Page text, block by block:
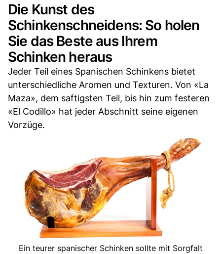
Die Kunst des
Schinkenschneidens: So holen
Sie das Beste aus Ihrem
Schinken heraus
Jeder Teil eines Spanischen Schinkens bietet
unterschiedliche Aromen und Texturen. Von «La
Maza», dem saftigsten Teil, bis hin zum festeren
«El Codillo» hat jeder Abschnitt seine eigenen
Vorzüge.
Ein teurer spanischer Schinken sollte mit Sorgfalt